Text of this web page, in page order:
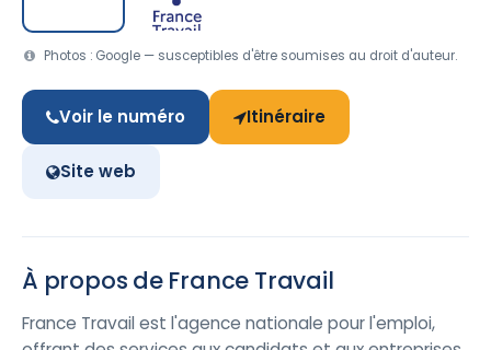
Photos : Google — susceptibles d'être soumises au droit d'auteur.
Voir le numéro Itinéraire
Site web
À propos de France Travail
France Travail est l'agence nationale pour l'emploi,